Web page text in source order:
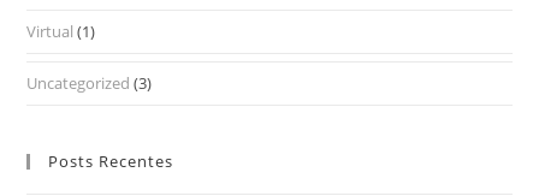
Virtual (1)
Uncategorized (3)
Posts Recentes